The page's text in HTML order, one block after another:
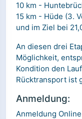
10 km -
15 km - Hüde (3.
und im Ziel bei
An diesen drei
Möglichkeit,
Kondition den
Rücktransport ist
Anmeldung:
Anmeldung